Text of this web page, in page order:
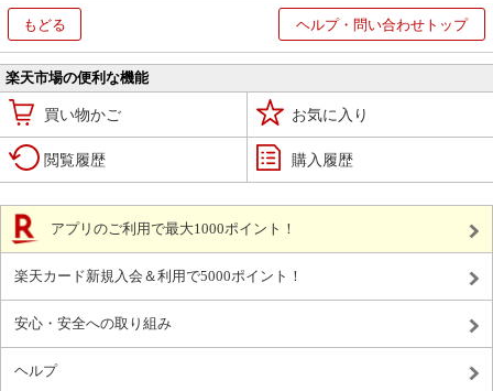
もどる ヘルプ・問い合わせトップ
楽天市場の便利な機能
買い物かご お気に入り
閲覧履歴 購入履歴
アプリのご利用で最大1000ポイント！
楽天カード新規入会＆利用で5000ポイント！
安心・安全への取り組み
ヘルプ